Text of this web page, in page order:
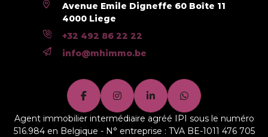
Nombre d'étages (numéro)
Equipement de base
Chauffage (ind/coll) (type (ind/coll)) individuel
Avenue Emile Digneffe 60 Boîte 11
4000 Liege
+32 492 86 22 22
info@mhimmo.be
Agent immobilier intermédiaire agréé IPI sous le numéro
516.984 en Belgique - N° entreprise : TVA BE-1011 476 705